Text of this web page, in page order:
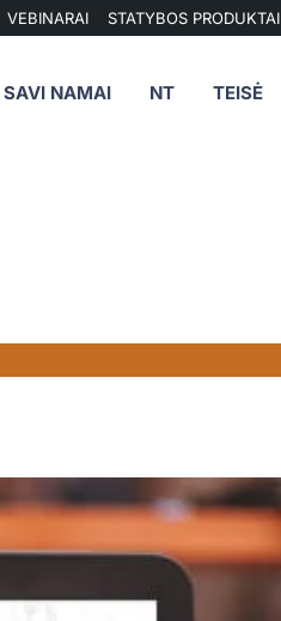
VEBINARAI STATYBOS PRODUKTAI
SAVI NAMAI NT TEISĖ